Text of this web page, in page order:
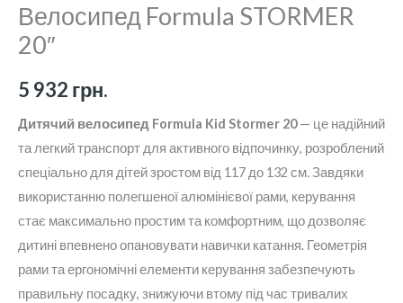
Велосипед Formula STORMER
20″
5 932 грн.
Дитячий велосипед Formula Kid Stormer 20— це надійний
та легкий транспорт для активного відпочинку, розроблений
спеціально для дітей зростом від 117 до 132 см. Завдяки
використанню полегшеної алюмінієвої рами, керування
стає максимально простим та комфортним, що дозволяє
дитині впевнено опановувати навички катання. Геометрія
рами та ергономічні елементи керування забезпечують
правильну посадку, знижуючи втому під час тривалих